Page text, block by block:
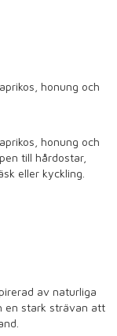
honung och
honung och
till hårdostar,
eller kyckling.
av naturliga
en stark strävan att